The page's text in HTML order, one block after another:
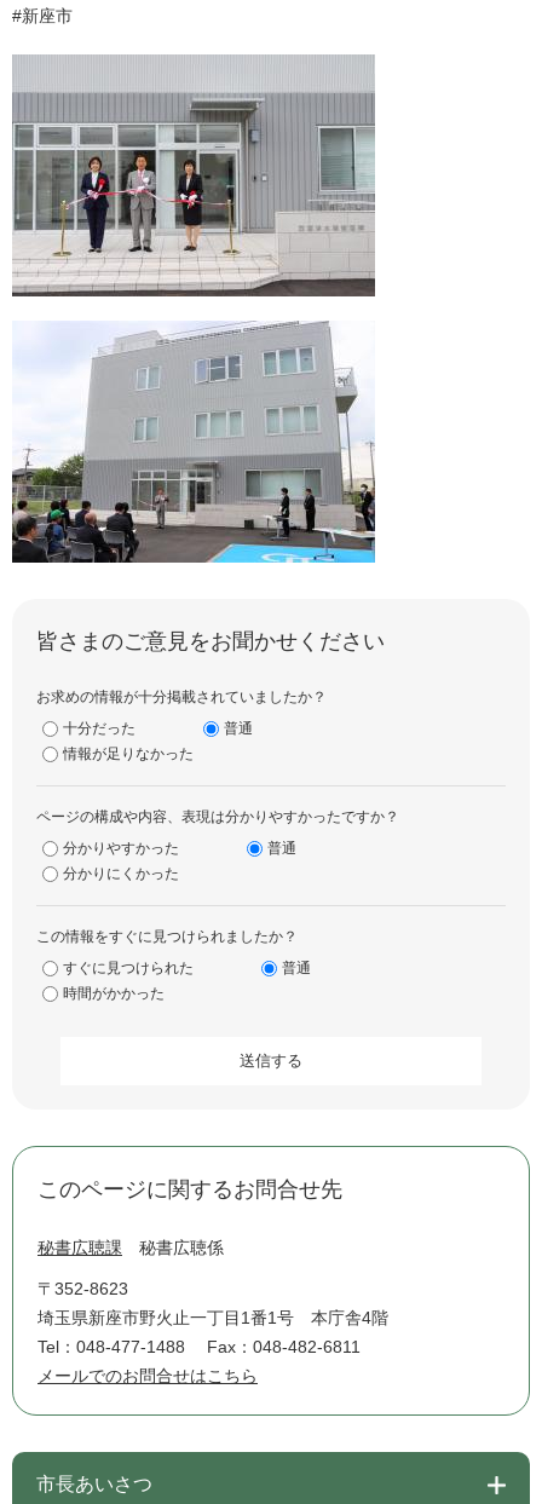
#新座市
皆さまのご意見をお聞かせください
お求めの情報が十分掲載されていましたか？
十分だった
普通
情報が足りなかった
ページの構成や内容、表現は分かりやすかったですか？
分かりやすかった
普通
分かりにくかった
この情報をすぐに見つけられましたか？
すぐに見つけられた
普通
時間がかかった
このページに関するお問合せ先
秘書広聴課 秘書広聴係
〒352-8623
埼玉県新座市野火止一丁目1番1号 本庁舎4階
Tel：048-477-1488
Fax：048-482-6811
メールでのお問合せはこちら
市長あいさつ